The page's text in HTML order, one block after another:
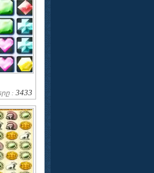
: 3433